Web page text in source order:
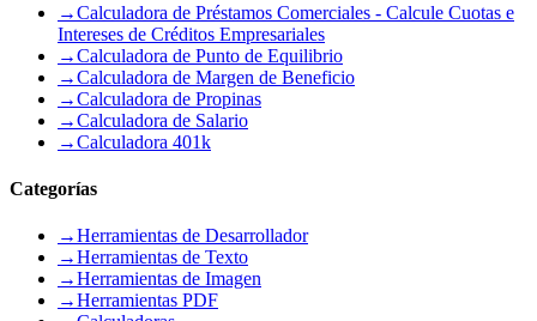
→Calculadora de Préstamos Comerciales - Calcule Cuotas e
Intereses de Créditos Empresariales
→Calculadora de Punto de Equilibrio
→Calculadora de Margen de Beneficio
→Calculadora de Propinas
→Calculadora de Salario
→Calculadora 401k
Categorías
→Herramientas de Desarrollador
→Herramientas de Texto
→Herramientas de Imagen
→Herramientas PDF